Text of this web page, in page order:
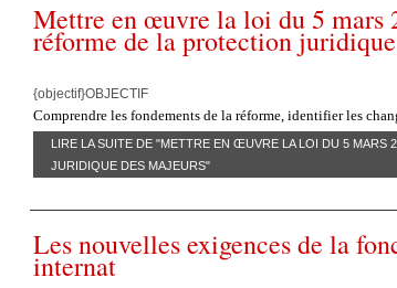
Mettre en œuvre la loi du 5 mars
réforme de la protection
{objectif}OBJECTIF
Comprendre les fondements de la réforme, identifier les
LIRE LA SUITE DE "METTRE EN ŒUVRE LA LOI DU 5 MARS
JURIDIQUE DES MAJEURS"
Les nouvelles exigences de la
internat